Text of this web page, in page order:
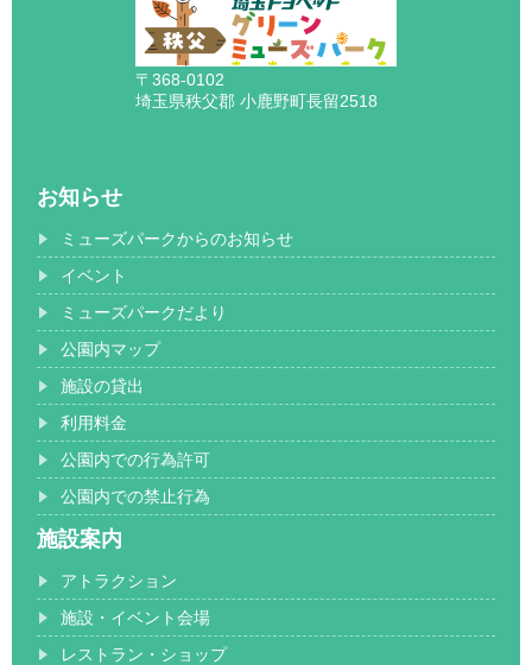
〒368-0102
埼玉県秩父郡 小鹿野町長留2518
お知らせ
ミューズパークからのお知らせ
イベント
ミューズパークだより
公園内マップ
施設の貸出
利用料金
公園内での行為許可
公園内での禁止行為
施設案内
アトラクション
施設・イベント会場
レストラン・ショップ